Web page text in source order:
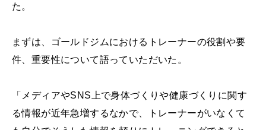
た。
まずは、ゴールドジムにおけるトレーナーの役割や要
件、重要性について語っていただいた。
「メディアやSNS上で身体づくりや健康づくりに関す
る情報が近年急増するなかで、トレーナーがいなくて